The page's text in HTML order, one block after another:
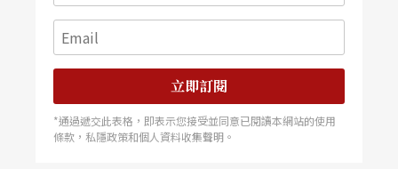
立即訂閱
*通過遞交此表格，即表示您接受並同意已閱讀本網站的使用
條款，私隱政策和個人資料收集聲明。